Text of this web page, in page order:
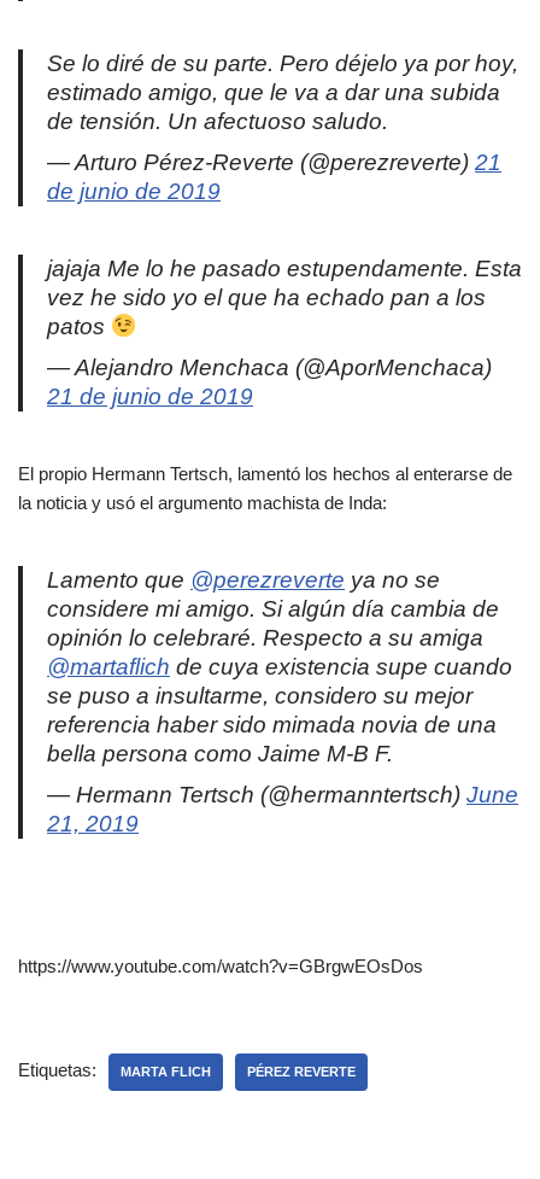
Se lo diré de su parte. Pero déjelo ya por hoy,
estimado amigo, que le va a dar una subida
de tensión. Un afectuoso saludo.
— Arturo Pérez-Reverte (@perezreverte) 21
de junio de 2019
jajaja Me lo he pasado estupendamente. Esta
vez he sido yo el que ha echado pan a los
patos
— Alejandro Menchaca (@AporMenchaca)
21 de junio de 2019
El propio Hermann Tertsch, lamentó los hechos al enterarse de
la noticia y usó el argumento machista de Inda:
Lamento que @perezreverte ya no se
considere mi amigo. Si algún día cambia de
opinión lo celebraré. Respecto a su amiga
@martaflich de cuya existencia supe cuando
se puso a insultarme, considero su mejor
referencia haber sido mimada novia de una
bella persona como Jaime M-B F.
— Hermann Tertsch (@hermanntertsch) June
21, 2019
https://www.youtube.com/watch?v=GBrgwEOsDos
Etiquetas: MARTA FLICH PÉREZ REVERTE